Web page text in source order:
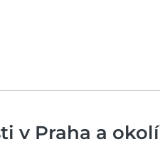
v Praha a okolí